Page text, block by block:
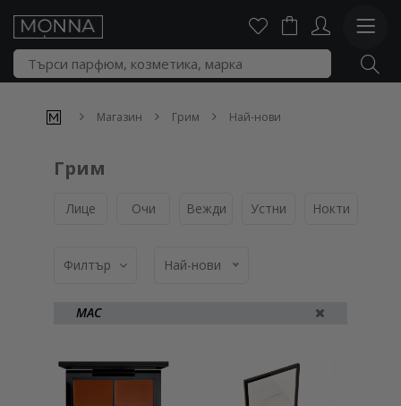
Магазин Грим Най-нови
Грим
Лице Очи Вежди Устни Нокти
Филтър Най-нови
MAC